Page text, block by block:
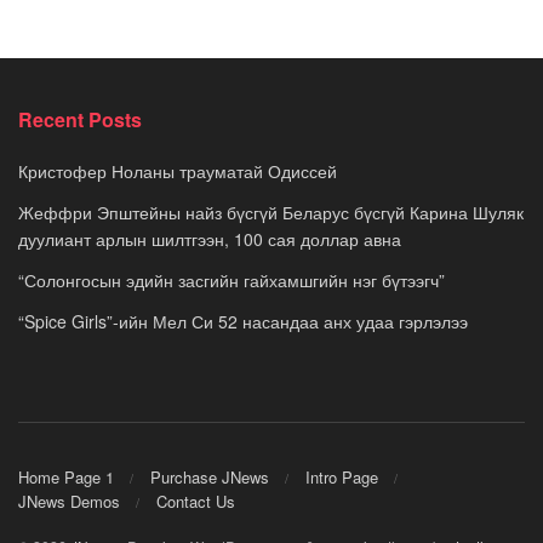
Recent Posts
Кристофер Ноланы трауматай Одиссей
Жеффри Эпштейны найз бүсгүй Беларус бүсгүй Карина Шуляк
дуулиант арлын шилтгээн, 100 сая доллар авна
“Солонгосын эдийн засгийн гайхамшгийн нэг бүтээгч”
“Spice Girls”-ийн Мел Си 52 насандаа анх удаа гэрлэлээ
Home Page 1 Purchase JNews
Intro Page
JNews Demos
Contact Us